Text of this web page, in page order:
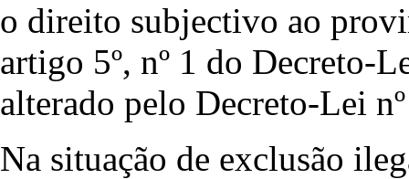
o direito subjectivo ao
artigo 5º, nº 1 do Decreto-
alterado pelo Decreto-Lei
Na situação de exclusão